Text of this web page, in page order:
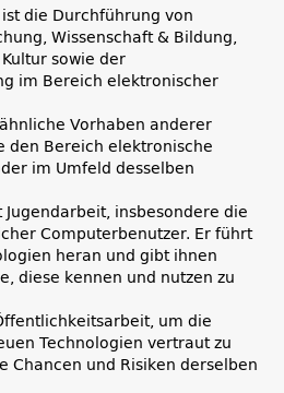
die Durchführung von
Wissenschaft & Bildung,
sowie der
im Bereich elektronischer
Vorhaben anderer
den Bereich elektronische
im Umfeld desselben
insbesondere die
Computerbenutzer. Er führt
heran und gibt ihnen
diese kennen und nutzen zu
um die
Technologien vertraut zu
Chancen und Risiken derselben